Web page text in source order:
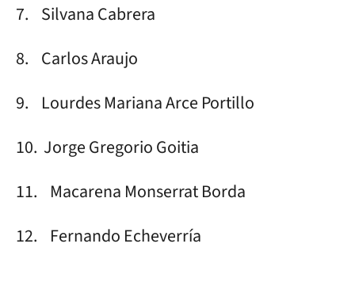
7. Silvana Cabrera
8. Carlos Araujo
9. Lourdes Mariana Arce Portillo
10. Jorge Gregorio Goitia
11. Macarena Monserrat Borda
12. Fernando Echeverría